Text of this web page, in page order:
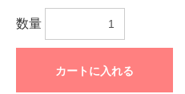
数量
カートに入れる